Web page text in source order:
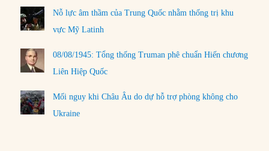
Nỗ lực âm thầm của Trung Quốc nhằm thống trị khu
vực Mỹ Latinh
08/08/1945: Tổng thống Truman phê chuẩn Hiến chương
Liên Hiệp Quốc
Mối nguy khi Châu Âu do dự hỗ trợ phòng không cho
Ukraine